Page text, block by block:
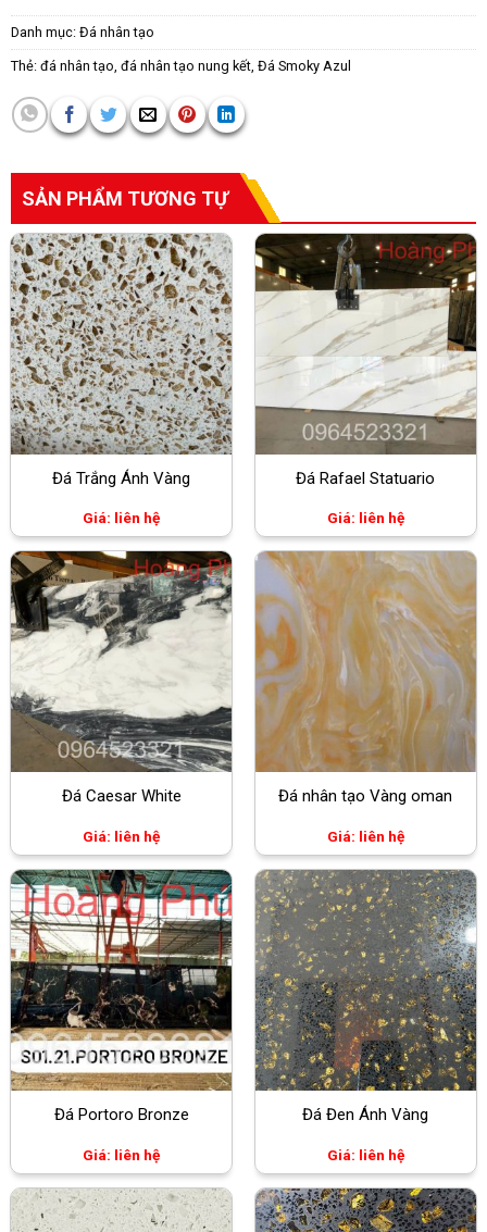
Danh mục: Đá nhân tạo
Thẻ: đá nhân tạo, đá nhân tạo nung kết, Đá Smoky Azul
SẢN PHẨM TƯƠNG TỰ
Đá Trắng Ánh Vàng
Giá: liên hệ
Đá Rafael Statuario
Giá: liên hệ
Đá Caesar White
Giá: liên hệ
Đá nhân tạo Vàng oman
Giá: liên hệ
Đá Portoro Bronze
Giá: liên hệ
Đá Đen Ánh Vàng
Giá: liên hệ